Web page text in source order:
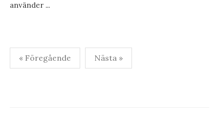
använder ...
Sidnumrering
för
« Föregående Nästa »